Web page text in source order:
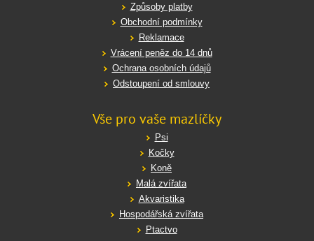
Způsoby platby
Obchodní podmínky
Reklamace
Vrácení peněz do 14 dnů
Ochrana osobních údajů
Odstoupení od smlouvy
Vše pro vaše mazlíčky
Psi
Kočky
Koně
Malá zvířata
Akvaristika
Hospodářská zvířata
Ptactvo